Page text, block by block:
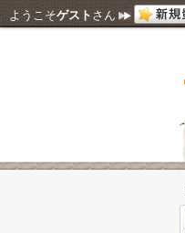
ようこそゲスト さん